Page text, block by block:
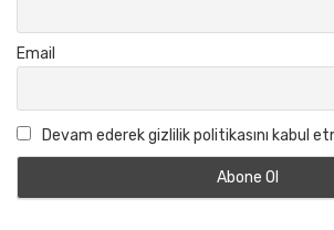
Email
Devam ederek gizlilik politikasını kabul